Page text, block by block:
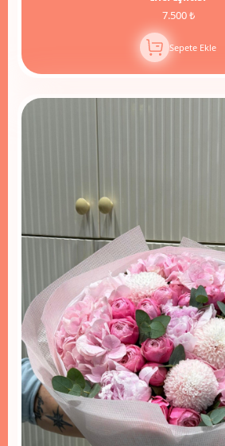
7.500 ₺
Sepete Ekle